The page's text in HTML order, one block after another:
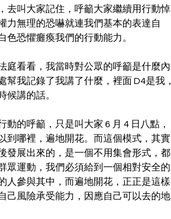
去叫大家記住，呼籲大家繼續用行動悼
力無理的恐嚇就連我們基本的表達自
色恐懼癱瘓我們的行動能力。
庭看看，我當時對公眾的呼籲是什麼內
我記錄了我講了什麼，裡面 D4是我，
候講的話。
的呼籲，只是叫大家 6 月 4 日八點，
到哪裡，遍地開花。而這個模式，其實
發展出來的，是一個不用集會形式，都
眾運動，我們必須給到一個相對安全的
人參與其中，而遍地開花，正正是這樣
己風險承受能力，因應自己可以去的地